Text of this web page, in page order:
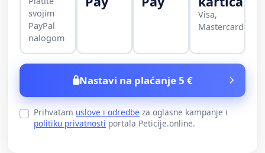
svojim
PayPal
nalogom
Visa,
Mastercard
Nastavi na plaćanje 5 €
Prihvatam uslove i odredbe za oglasne kampanje i
politiku privatnosti portala Peticije.online.